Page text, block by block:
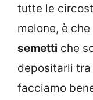
tutte le
melone, è
semetti che
depositarli
facciamo